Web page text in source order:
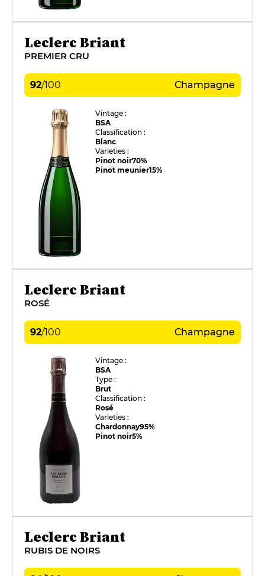
Leclerc Briant
PREMIER CRU
92/100 Champagne
Vintage :
BSA
Classification :
Blanc
Varieties :
Pinot noir70%
Pinot meunier15%
Leclerc Briant
ROSÉ
92/100 Champagne
Vintage :
BSA
Type :
Brut
Classification :
Rosé
Varieties :
Chardonnay95%
Pinot noir5%
Leclerc Briant
RUBIS DE NOIRS